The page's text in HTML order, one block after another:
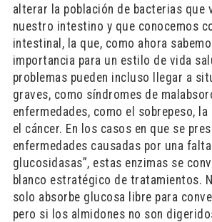
alterar la población de bacterias que
nuestro intestino y que conocemos
intestinal, la que, como ahora
importancia para un estilo de vida
problemas pueden incluso llegar a
graves, como síndromes de
enfermedades, como el sobrepeso,
el cáncer. En los casos en que se
enfermedades causadas por una
glucosidasas”, estas enzimas se
blanco estratégico de tratamientos.
solo absorbe glucosa libre para
pero si los almidones no son